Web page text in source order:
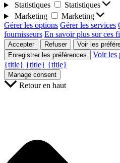
Statistiques
Statistiques
Marketing
Marketing
Gérer les options Gérer les services
fournisseurs En savoir plus sur ces
Accepter Refuser
Voir les
Enregistrer les préférences
Voir les
{title} {title} {title}
Manage consent
Retour en haut